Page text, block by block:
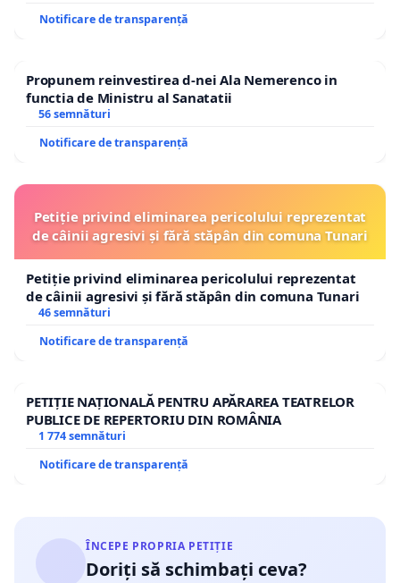
Notificare de transparență
Propunem reinvestirea d-nei Ala Nemerenco in
functia de Ministru al Sanatatii
56 semnături
Notificare de transparență
Petiție privind eliminarea pericolului reprezentat
de câinii agresivi și fără stăpân din comuna Tunari
Petiție privind eliminarea pericolului reprezentat
de câinii agresivi și fără stăpân din comuna Tunari
46 semnături
Notificare de transparență
PETIȚIE NAȚIONALĂ PENTRU APĂRAREA TEATRELOR
PUBLICE DE REPERTORIU DIN ROMÂNIA
1 774 semnături
Notificare de transparență
ÎNCEPE PROPRIA PETIȚIE
Doriți să schimbați ceva?